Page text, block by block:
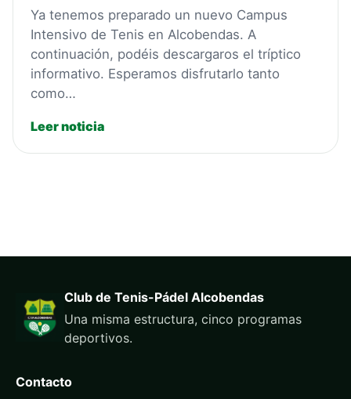
Ya tenemos preparado un nuevo Campus
Intensivo de Tenis en Alcobendas. A
continuación, podéis descargaros el tríptico
informativo. Esperamos disfrutarlo tanto
como…
Leer noticia
Club de Tenis-Pádel Alcobendas
Una misma estructura, cinco programas
deportivos.
Contacto